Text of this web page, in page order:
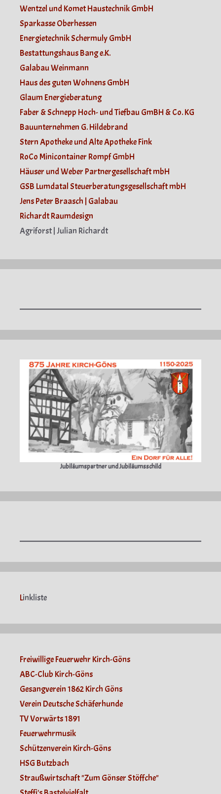
Wentzel und Komet Haustechnik GmbH
Sparkasse Oberhessen
Energietechnik Schermuly GmbH
Bestattungshaus Bang e.K.
Galabau Weinmann
Haus des guten Wohnens GmbH
Glaum Energieberatung
Faber & Schnepp Hoch- und Tiefbau GmBH & Co. KG
Bauunternehmen G. Hildebrand
Stern Apotheke und Alte Apotheke Fink
RoCo Minicontainer Rompf GmbH
Häuser und Weber Partnergesellschaft mbH
GSB Lumdatal Steuerberatungsgesellschaft mbH
Jens Peter Braasch | Galabau
Richardt Raumdesign
Agriforst | Julian Richardt
Jubiläumspartner und Jubiläumsschild
Linkliste
Freiwillige Feuerwehr Kirch-Göns
ABC-Club Kirch-Göns
Gesangverein 1862 Kirch Göns
Verein Deutsche Schäferhunde
TV Vorwärts 1891
Feuerwehrmusik
Schützenverein Kirch-Göns
HSG Butzbach
Straußwirtschaft "Zum Gönser Stöffche"